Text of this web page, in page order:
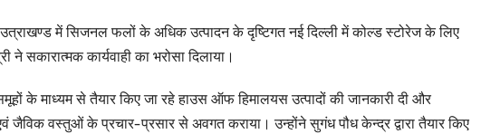
में सिजनल फलों के अधिक उत्पादन के दृष्टिगत नई दिल्ली में कोल्ड स्टोरेज के लिए
सकारात्मक कार्यवाही का भरोसा दिलाया।
के माध्यम से तैयार किए जा रहे हाउस ऑफ हिमालयस उत्पादों की जानकारी दी और
जैविक वस्तुओं के प्रचार-प्रसार से अवगत कराया। उन्होंने सुगंध पौध केन्द्र द्वारा तैयार किए